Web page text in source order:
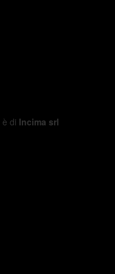
è di Incima srl